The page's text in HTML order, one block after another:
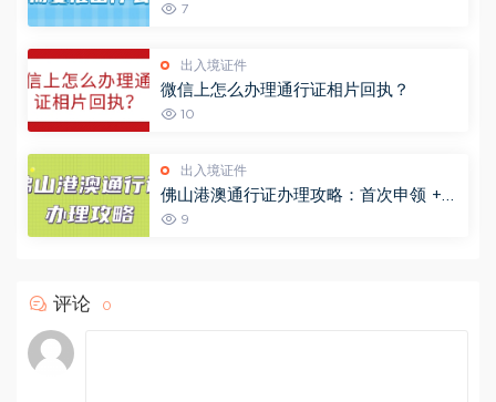
7
出入境证件
微信上怎么办理通行证相片回执？
10
出入境证件
佛山港澳通行证办理攻略：首次申领 +
异地办理 + 签注续签一文说清！
9
评论 0